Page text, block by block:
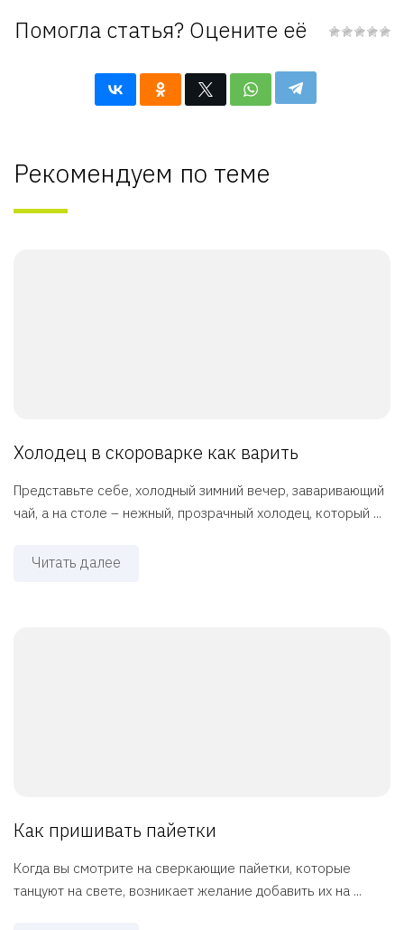
Помогла статья? Оцените её
Рекомендуем по теме
Холодец в скороварке как варить
Представьте себе, холодный зимний вечер, заваривающий
чай, а на столе – нежный, прозрачный холодец, который ...
Читать далее
Как пришивать пайетки
Когда вы смотрите на сверкающие пайетки, которые
танцуют на свете, возникает желание добавить их на ...